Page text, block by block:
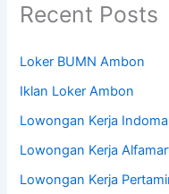
Recent Posts
Loker BUMN Ambon
Iklan Loker Ambon
Lowongan Kerja
Lowongan Kerja
Lowongan Kerja